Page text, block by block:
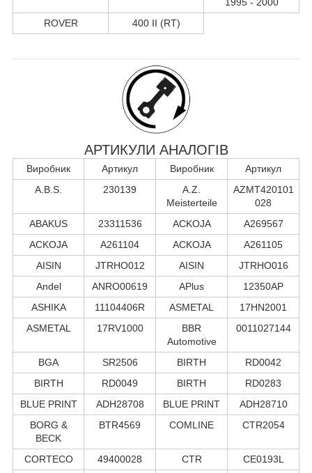
ROVER
400 II (RT)
АРТИКУЛИ АНАЛОГІВ
Виробник Артикул Виробник
Артикул
A.B.S.
230139
A.Z.
Meisterteile
AZMT420101
028
ABAKUS
23311536 ACKOJA
A269567
ACKOJA
A261104 ACKOJA
A261105
AISIN
JTRHO012 AISIN
JTRHO016
Andel
ANRO00619 APlus
12350AP
ASHIKA
11104406R ASMETAL
17HN2001
ASMETAL
17RV1000
BBR
Automotive
0011027144
BGA SR2506 BIRTH
RD0042
BIRTH
RD0049 BIRTH
RD0283
BLUE PRINT
ADH28708 BLUE PRINT
ADH28710
BORG &
BECK
BTR4569 COMLINE CTR2054
CORTECO 49400028 CTR
CE0193L